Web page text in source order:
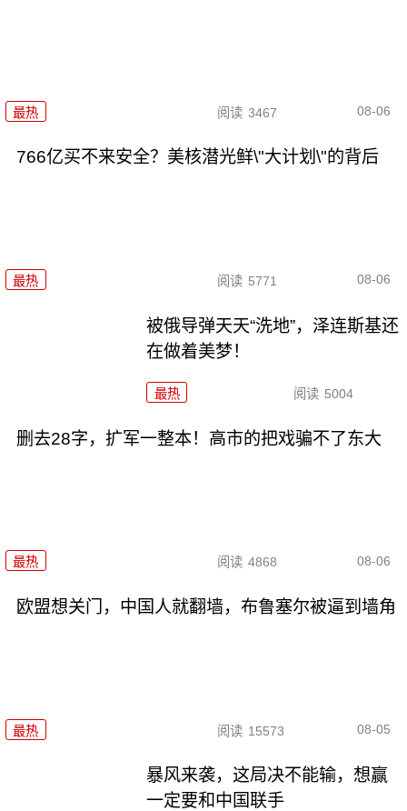
最热 阅读 3467 08-06
766亿买不来安全？美核潜光鲜\"大计划\"的背后
最热 阅读 5771 08-06
被俄导弹天天“洗地”，泽连斯基还
在做着美梦！
最热 阅读 5004
删去28字，扩军一整本！高市的把戏骗不了东大
最热 阅读 4868 08-06
欧盟想关门，中国人就翻墙，布鲁塞尔被逼到墙角
最热 阅读 15573 08-05
暴风来袭，这局决不能输，想赢
一定要和中国联手